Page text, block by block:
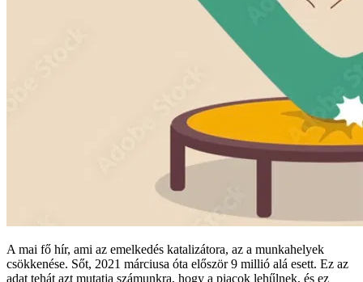
A mai fő hír, ami az emelkedés katalizátora, az a munkahelyek
csökkenése. Sőt, 2021 márciusa óta először 9 millió alá esett. Ez az
adat tehát azt mutatja számunkra, hogy a piacok lehűlnek, és ez